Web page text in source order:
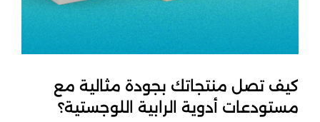
كيف تصل منتجاتك بجودة مثالية مع
مستودعات أدوية الرابية اللوجستية؟